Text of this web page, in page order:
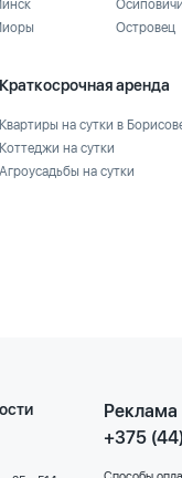
Осиповичи
Островец
Краткосрочная аренда
Квартиры на сутки в
Коттеджи на сутки
Агроусадьбы на сутки
Реклама
+375